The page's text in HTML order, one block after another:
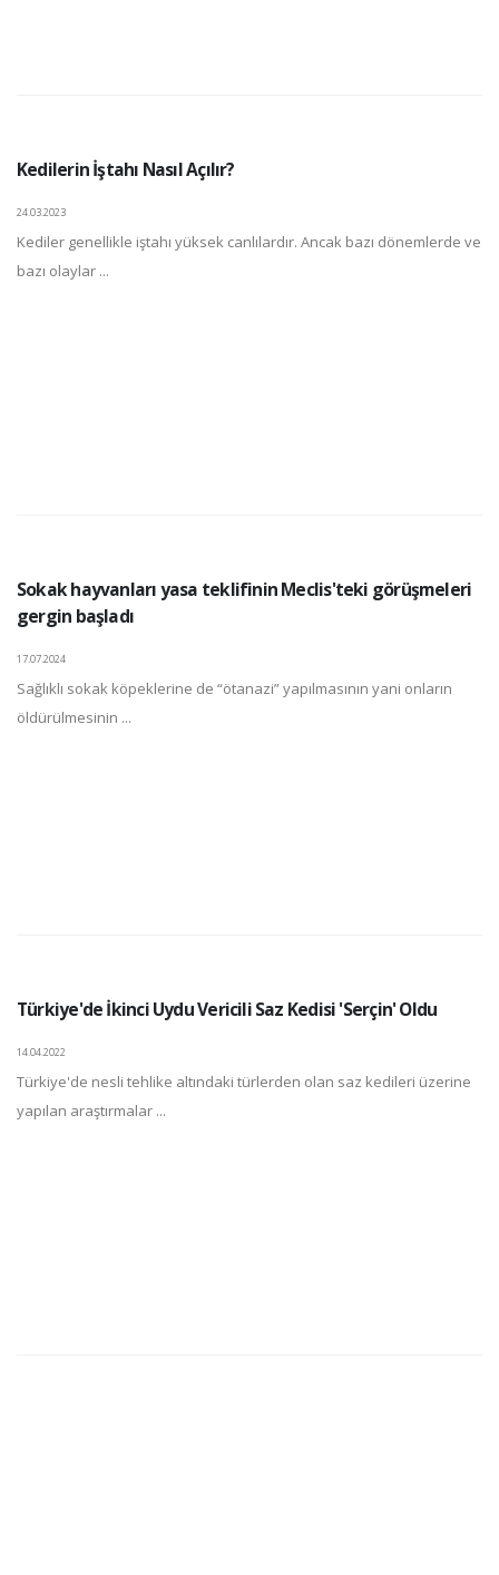
Kedilerin İştahı Nasıl Açılır?
24.03.2023
Kediler genellikle iştahı yüksek canlılardır. Ancak bazı dönemlerde ve
bazı olaylar ...
Sokak hayvanları yasa teklifinin Meclis'teki görüşmeleri
gergin başladı
17.07.2024
Sağlıklı sokak köpeklerine de “ötanazi” yapılmasının yani onların
öldürülmesinin ...
Türkiye'de İkinci Uydu Vericili Saz Kedisi 'Serçin' Oldu
14.04.2022
Türkiye'de nesli tehlike altındaki türlerden olan saz kedileri üzerine
yapılan araştırmalar ...